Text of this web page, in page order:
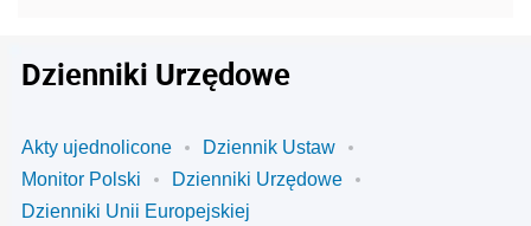
Dzienniki Urzędowe
Akty ujednolicone
Dziennik Ustaw
Monitor Polski
Dzienniki Urzędowe
Dzienniki Unii Europejskiej